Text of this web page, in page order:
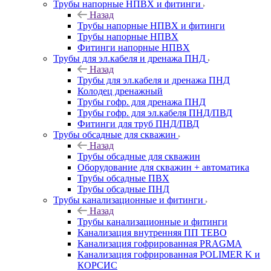
Трубы напорные НПВХ и фитинги
Назад
Трубы напорные НПВХ и фитинги
Трубы напорные НПВХ
Фитинги напорные НПВХ
Трубы для эл.кабеля и дренажа ПНД
Назад
Трубы для эл.кабеля и дренажа ПНД
Колодец дренажный
Трубы гофр. для дренажа ПНД
Трубы гофр. для эл.кабеля ПНД/ПВД
Фитинги для труб ПНД/ПВД
Трубы обсадные для скважин
Назад
Трубы обсадные для скважин
Оборудование для скважин + автоматика
Трубы обсадные ПВХ
Трубы обсадные ПНД
Трубы канализационные и фитинги
Назад
Трубы канализационные и фитинги
Канализация внутренняя ПП TEBO
Канализация гофрированная PRAGMA
Канализация гофрированная POLIMER K и
КОРСИС